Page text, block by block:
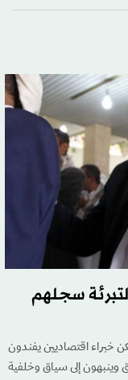
لتبرئة سجلهم
بأكثر من 1.13 تريليون، لكن خبراء اقتصاديين يفندون
وينبهون إلى سياق وخلفية